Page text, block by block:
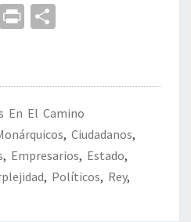
E
Pr
p
ar
tir
En El Camino
, Ciudadanos,
, Empresarios, Estado,
, Políticos, Rey,